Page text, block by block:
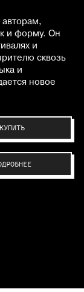
и форму. Он
и
сквозь
и
новое
КУПИТЬ